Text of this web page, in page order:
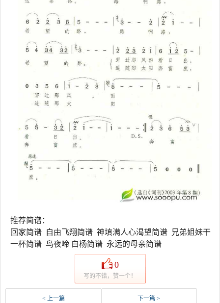
推荐简谱：
回家简谱 自由飞翔简谱 神填满人心渴望简谱 兄弟姐妹干
一杯简谱 鸟夜啼 白杨简谱 永远的母亲简谱
0
写的不错，赞一个！
< 上一篇
下一篇 >